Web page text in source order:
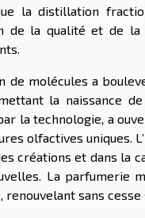
la distillation
de la qualité et de
de molécules a
la naissance
la technologie, a
olfactives uniques.
créations et dans la
La parfumerie
renouvelant sans